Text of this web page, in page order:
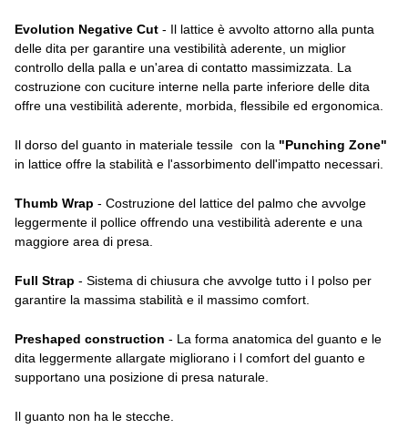
Evolution Negative Cut - Il lattice è avvolto attorno alla punta
delle dita per garantire una vestibilità aderente, un miglior
controllo della palla e un'area di contatto massimizzata. La
costruzione con cuciture interne nella parte inferiore delle dita
offre una vestibilità aderente, morbida, flessibile ed ergonomica.
Il dorso del guanto in materiale tessile con la "Punching Zone"
in lattice offre la stabilità e l'assorbimento dell'impatto necessari.
Thumb Wrap - Costruzione del lattice del palmo che avvolge
leggermente il pollice offrendo una vestibilità aderente e una
maggiore area di presa.
Full Strap - Sistema di chiusura che avvolge tutto i l polso per
garantire la massima stabilità e il massimo comfort.
Preshaped construction - La forma anatomica del guanto e le
dita leggermente allargate migliorano i l comfort del guanto e
supportano una posizione di presa naturale.
Il guanto non ha le stecche.